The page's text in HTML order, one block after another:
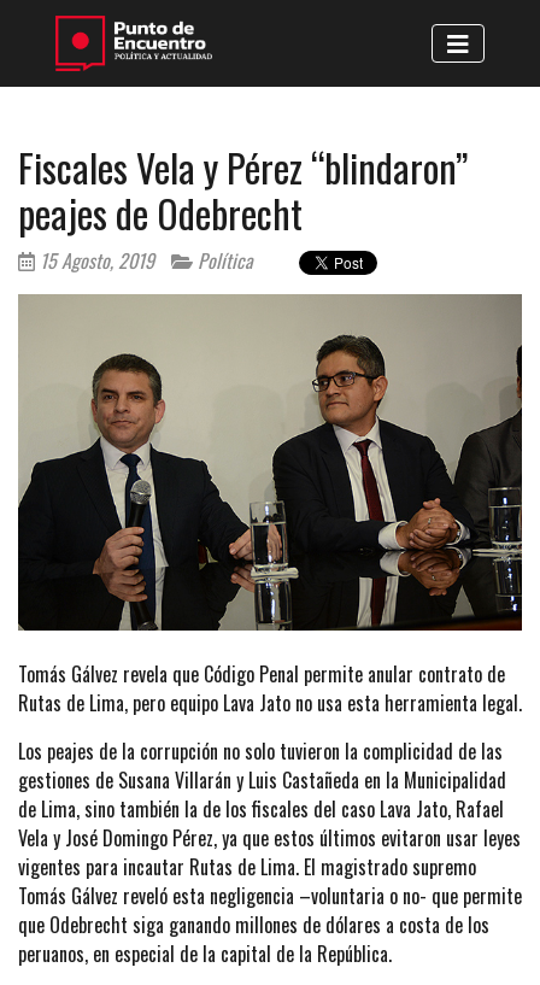
Fiscales Vela y Pérez “blindaron”
peajes de Odebrecht
15 Agosto, 2019 Política
Tomás Gálvez revela que Código Penal permite anular contrato de
Rutas de Lima, pero equipo Lava Jato no usa esta herramienta legal.
Los peajes de la corrupción no solo tuvieron la complicidad de las
gestiones de Susana Villarán y Luis Castañeda en la Municipalidad
de Lima, sino también la de los fiscales del caso Lava Jato, Rafael
Vela y José Domingo Pérez, ya que estos últimos evitaron usar leyes
vigentes para incautar Rutas de Lima. El magistrado supremo
Tomás Gálvez reveló esta negligencia –voluntaria o no- que permite
que Odebrecht siga ganando millones de dólares a costa de los
peruanos, en especial de la capital de la República.